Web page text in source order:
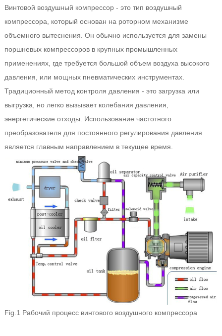
Винтовой воздушный компрессор - это тип воздушный
компрессора, который основан на роторном механизме
объемного вытеснения. Он обычно используется для замены
поршневых компрессоров в крупных промышленных
применениях, где требуется большой объем воздуха высокого
давления, или мощных пневматических инструментах.
Традиционный метод контроля давления - это загрузка или
выгрузка, но легко вызывает колебания давления,
энергетические отходы. Использование частотного
преобразователя для постоянного регулирования давления
является главным направлением в текущее время.
Fig.1 Рабочий процесс винтового воздушного компрессора